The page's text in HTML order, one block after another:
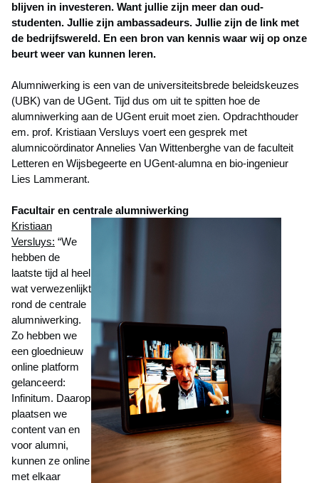
blijven in investeren. Want jullie zijn meer dan oud-
studenten. Jullie zijn ambassadeurs. Jullie zijn de link met
de bedrijfswereld. En een bron van kennis waar wij op onze
beurt weer van kunnen leren.
Alumniwerking is een van de universiteitsbrede beleidskeuzes
(UBK) van de UGent. Tijd dus om uit te spitten hoe de
alumniwerking aan de UGent eruit moet zien. Opdrachthouder
em. prof. Kristiaan Versluys voert een gesprek met
alumnicoördinator Annelies Van Wittenberghe van de faculteit
Letteren en Wijsbegeerte en UGent-alumna en bio-ingenieur
Lies Lammerant.
Facultair en centrale alumniwerking
Kristiaan
Versluys: “We
hebben de
laatste tijd al heel
wat verwezenlijkt
rond de centrale
alumniwerking.
Zo hebben we
een gloednieuw
online platform
gelanceerd:
Infinitum. Daarop
plaatsen we
content van en
voor alumni,
kunnen ze online
met elkaar